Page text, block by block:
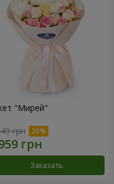
"Мирей"
грн
Заказать